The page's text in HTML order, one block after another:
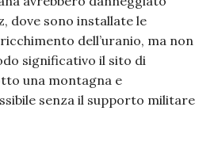
dove sono installate le
dell’uranio, ma non
significativo il sito di
una montagna e
senza il supporto militare